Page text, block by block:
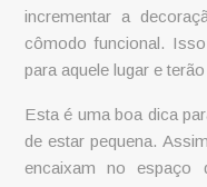
incrementar a
cômodo funcional.
para aquele lugar e
Esta é uma boa dica
de estar pequena.
encaixam no espaço